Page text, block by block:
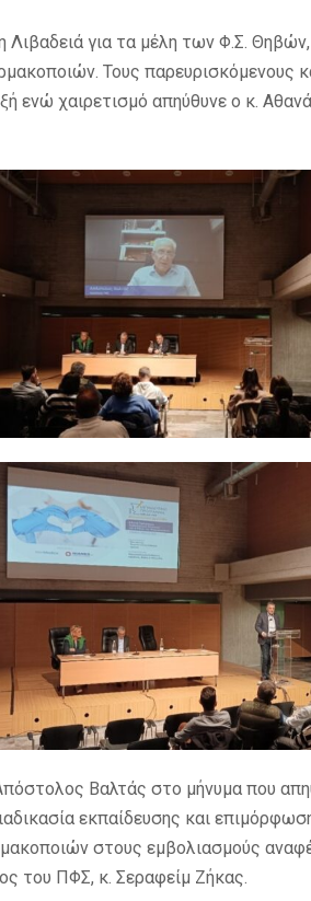
Λιβαδειά για τα μέλη των Φ.Σ.
Τους παρευρισκόμενους
ενώ χαιρετισμό απηύθυνε ο κ.
Βαλτάς στο μήνυμα που
εκπαίδευσης και
στους εμβολιασμούς
του ΠΦΣ, κ. Σεραφείμ Ζήκας.